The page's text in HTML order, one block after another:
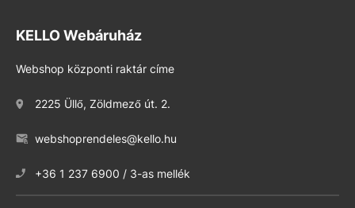
KELLO Webáruház
Webshop központi raktár címe
2225 Üllő, Zöldmező út. 2.
webshoprendeles@kello.hu
+36 1 237 6900 / 3-as mellék